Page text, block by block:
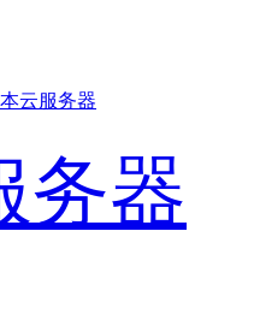
云服务器
务器